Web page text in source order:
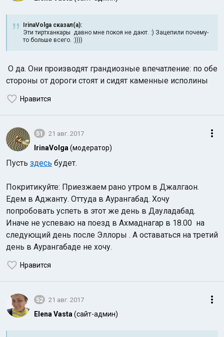
IrinaVolga сказал(а):
Эти тиртханкары давно мне покоя не дают. :) Зацепили почему-
то больше всего. :))))
О да. Они производят грандиозные впечатление: по обе
стороны от дороги стоят и сидят каменные исполины
Нравится
51 21 авг. 2017
IrinaVolga (модератор)
Пусть здесь будет.
Покритикуйте: Приезжаем рано утром в Джалгаон.
Едем в Аджанту. Оттуда в Аурангабад. Хочу
попробовать успеть в этот же день в Дауладабад.
Иначе не успеваю на поезд в Ахмаднагар в 18.00 на
следующий день после Эллоры . А оставаться на третий
день в Аурангабаде не хочу.
Нравится
52 21 авг. 2017
Elena Vasta (сайт-админ)